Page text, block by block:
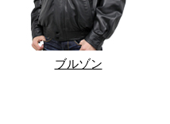
ブルゾン